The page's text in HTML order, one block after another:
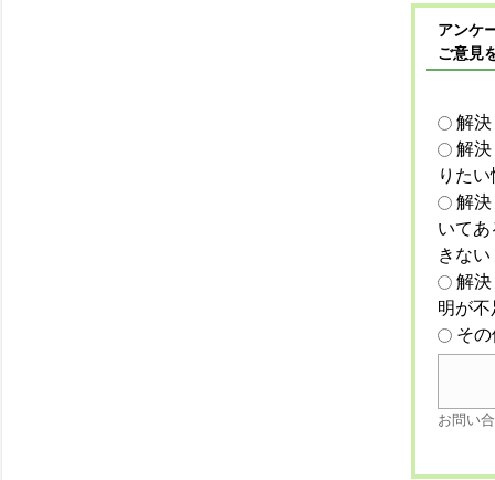
アンケ
ご意見
解
解
りた
解
いて
きない
解
明が
そ
お問い